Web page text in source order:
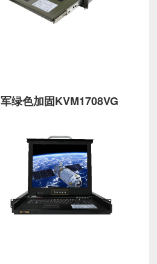
军绿色加固KVM1708VG